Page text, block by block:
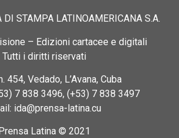
STAMPA LATINOAMERICANA S.A.
– Edizioni cartacee e digitali
Tutti i diritti riservati
454, Vedado, L’Avana, Cuba
7 838 3496, (+53) 7 838 3497
ida@prensa-latina.cu
Prensa Latina © 2021